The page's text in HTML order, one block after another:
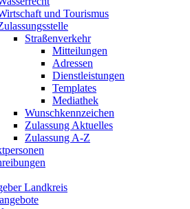
und Tourismus
Straßenverkehr
Mitteilungen
Adressen
Dienstleistungen
Templates
Mediathek
Wunschkennzeichen
Zulassung Aktuelles
Zulassung A-Z
Landkreis